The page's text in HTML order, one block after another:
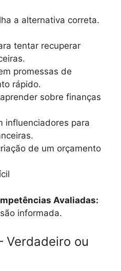
a alternativa correta.
tentar recuperar
promessas de
rápido.
sobre finanças
influenciadores para
de um orçamento
Avaliadas:
informada.
Verdadeiro ou